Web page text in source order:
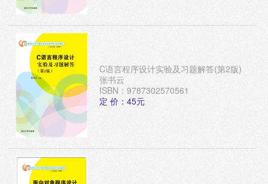
C语言程序设计实验及习题解答(第2版)
张书云
ISBN：9787302570561
定 价：45元